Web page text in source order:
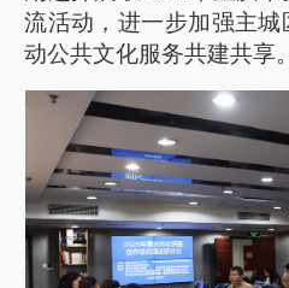
流活动，进一步加强主
动公共文化服务共建共享。